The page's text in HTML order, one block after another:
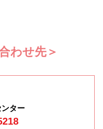
わせ先＞
ター